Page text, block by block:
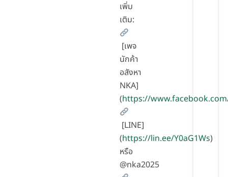
เพิ่ม
เติม:
[เพจ
นักค้า
อสังหา
NKA]
(https://
[LINE]
(https://lin.ee/Y0aG1Ws)
หรือ
@nka2025